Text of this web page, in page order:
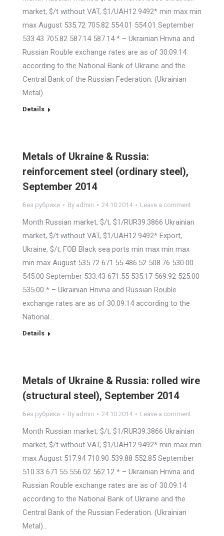
market, $/t without VAT, $1/UAH12.9492* min max min
max August 535.72 705.82 554.01 554.01 September
533.43 705.82 587.14 587.14 * – Ukrainian Hrivna and
Russian Rouble exchange rates are as of 30.09.14
according to the National Bank of Ukraine and the
Central Bank of the Russian Federation. (Ukrainian
Metal)…
Details
Metals of Ukraine & Russia:
reinforcement steel (ordinary steel),
September 2014
Без рубрики By admin 24.10.2014 Leave a comment
Month Russian market, $/t, $1/RUR39.3866 Ukrainian
market, $/t without VAT, $1/UAH12.9492* Export,
Ukraine, $/t, FOB Black sea ports min max min max
min max August 535.72 671.55 486.52 508.76 530.00
545.00 September 533.43 671.55 535.17 569.92 525.00
535.00 * – Ukrainian Hrivna and Russian Rouble
exchange rates are as of 30.09.14 according to the
National…
Details
Metals of Ukraine & Russia: rolled wire
(structural steel), September 2014
Без рубрики By admin 24.10.2014 Leave a comment
Month Russian market, $/t, $1/RUR39.3866 Ukrainian
market, $/t without VAT, $1/UAH12.9492* min max min
max August 517.94 710.90 539.88 552.85 September
510.33 671.55 556.02 562.12 * – Ukrainian Hrivna and
Russian Rouble exchange rates are as of 30.09.14
according to the National Bank of Ukraine and the
Central Bank of the Russian Federation. (Ukrainian
Metal)…